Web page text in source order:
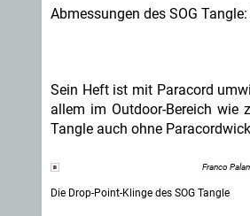
Abmessungen des SOG
Sein Heft ist mit Paracord
allem im Outdoor-Bereich wie
Tangle auch ohne
Franco
Die Drop-Point-Klinge des SOG Tangle